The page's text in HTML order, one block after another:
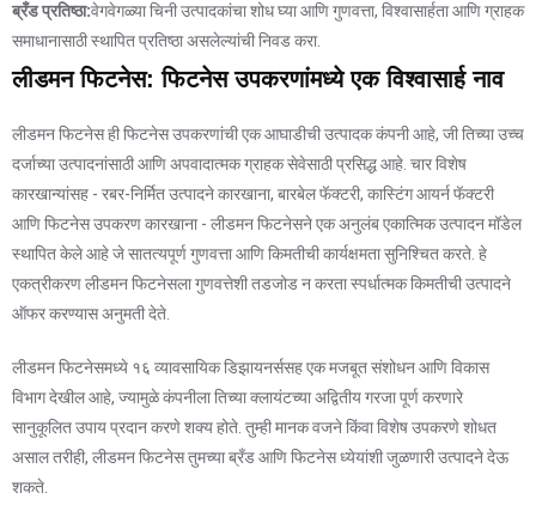
ब्रँड प्रतिष्ठा:वेगवेगळ्या चिनी उत्पादकांचा शोध घ्या आणि गुणवत्ता, विश्वासार्हता आणि ग्राहक
समाधानासाठी स्थापित प्रतिष्ठा असलेल्यांची निवड करा.
लीडमन फिटनेस: फिटनेस उपकरणांमध्ये एक विश्वासार्ह नाव
लीडमन फिटनेस ही फिटनेस उपकरणांची एक आघाडीची उत्पादक कंपनी आहे, जी तिच्या उच्च
दर्जाच्या उत्पादनांसाठी आणि अपवादात्मक ग्राहक सेवेसाठी प्रसिद्ध आहे. चार विशेष
कारखान्यांसह - रबर-निर्मित उत्पादने कारखाना, बारबेल फॅक्टरी, कास्टिंग आयर्न फॅक्टरी
आणि फिटनेस उपकरण कारखाना - लीडमन फिटनेसने एक अनुलंब एकात्मिक उत्पादन मॉडेल
स्थापित केले आहे जे सातत्यपूर्ण गुणवत्ता आणि किमतीची कार्यक्षमता सुनिश्चित करते. हे
एकत्रीकरण लीडमन फिटनेसला गुणवत्तेशी तडजोड न करता स्पर्धात्मक किमतीची उत्पादने
ऑफर करण्यास अनुमती देते.
लीडमन फिटनेसमध्ये १६ व्यावसायिक डिझायनर्ससह एक मजबूत संशोधन आणि विकास
विभाग देखील आहे, ज्यामुळे कंपनीला तिच्या क्लायंटच्या अद्वितीय गरजा पूर्ण करणारे
सानुकूलित उपाय प्रदान करणे शक्य होते. तुम्ही मानक वजने किंवा विशेष उपकरणे शोधत
असाल तरीही, लीडमन फिटनेस तुमच्या ब्रँड आणि फिटनेस ध्येयांशी जुळणारी उत्पादने देऊ
शकते.